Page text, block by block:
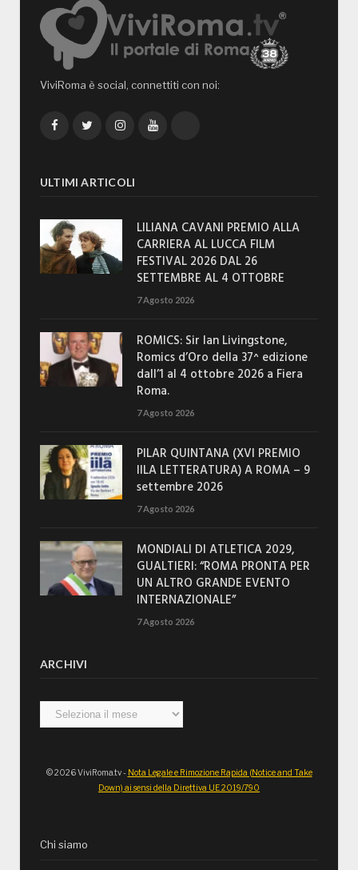
ViviRoma è social, connettiti con noi:
FacebookTwitterInstagramYouTube
ULTIMI ARTICOLI
LILIANA CAVANI PREMIO ALLA
CARRIERA AL LUCCA FILM
FESTIVAL 2026 DAL 26
SETTEMBRE AL 4 OTTOBRE
7 Agosto 2026
ROMICS: Sir Ian Livingstone,
Romics d’Oro della 37^ edizione
dall’1 al 4 ottobre 2026 a Fiera
Roma.
7 Agosto 2026
PILAR QUINTANA (XVI PREMIO
IILA LETTERATURA) A ROMA – 9
settembre 2026
7 Agosto 2026
MONDIALI DI ATLETICA 2029,
GUALTIERI: “ROMA PRONTA PER
UN ALTRO GRANDE EVENTO
INTERNAZIONALE”
7 Agosto 2026
ARCHIVI
Archivi
© 2026 ViviRoma.tv - Nota Legale e Rimozione Rapida (Notice and Take
Down) ai sensi della Direttiva UE 2019/790
Chi siamo